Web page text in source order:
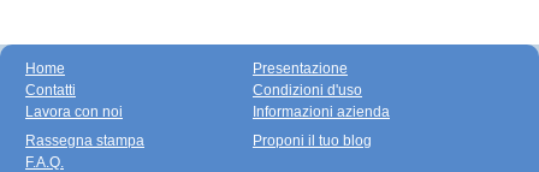
Home
Contatti
Lavora con noi
Presentazione
Condizioni d'uso
Informazioni azienda
Rassegna stampa
F.A.Q.
Proponi il tuo blog